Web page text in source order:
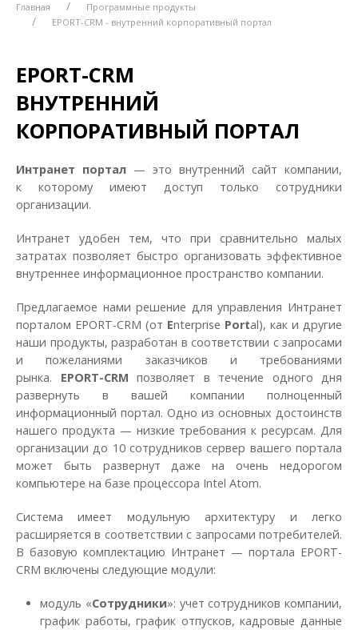
Главная
Программные продукты
EPORT-CRM - внутренний корпоративный портал
EPORT-CRM
ВНУТРЕННИЙ
КОРПОРАТИВНЫЙ ПОРТАЛ
Интранет портал — это внутренний сайт компании,
к которому имеют доступ только сотрудники
организации.
Интранет удобен тем, что при сравнительно малых
затратах позволяет быстро организовать эффективное
внутреннее информационное пространство компании.
Предлагаемое нами решение для управления Интранет
порталом EPORT-CRM (от Enterprise Portal), как и другие
наши продукты, разработан в соответствии с запросами
и пожеланиями заказчиков и требованиями
рынка. EPORT-CRM позволяет в течение одного дня
развернуть в вашей компании полноценный
информационный портал. Одно из основных достоинств
нашего продукта — низкие требования к ресурсам. Для
организации до 10 сотрудников сервер вашего портала
может быть развернут даже на очень недорогом
компьютере на базе процессора Intel Atom.
Система имеет модульную архитектуру и легко
расширяется в соответствии с запросами потребителей.
В базовую комплектацию Интранет — портала EPORT-
CRM включены следующие модули:
модуль «Сотрудники»: учет сотрудников компании,
график работы, график отпусков, кадровые данные